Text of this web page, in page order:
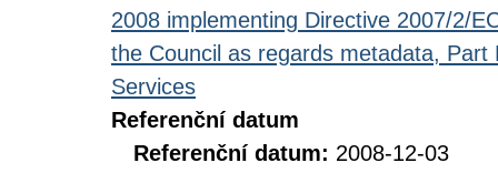
2008 implementing Directive 2007/2/
the Council as regards metadata,
Services
Referenční datum
Referenční datum: 2008-12-03